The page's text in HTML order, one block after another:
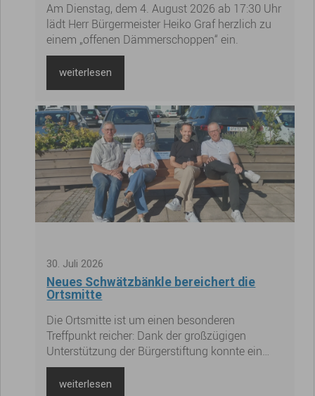
Am Dienstag, dem 4. August 2026 ab 17:30 Uhr
lädt Herr Bürgermeister Heiko Graf herzlich zu
einem „offenen Dämmerschoppen“ ein.
weiterlesen
30. Juli 2026
Neues Schwätzbänkle bereichert die
Ortsmitte
Die Ortsmitte ist um einen besonderen
Treffpunkt reicher: Dank der großzügigen
Unterstützung der Bürgerstiftung konnte ein
neues Schwätzbänkle aufgestellt werden.
weiterlesen